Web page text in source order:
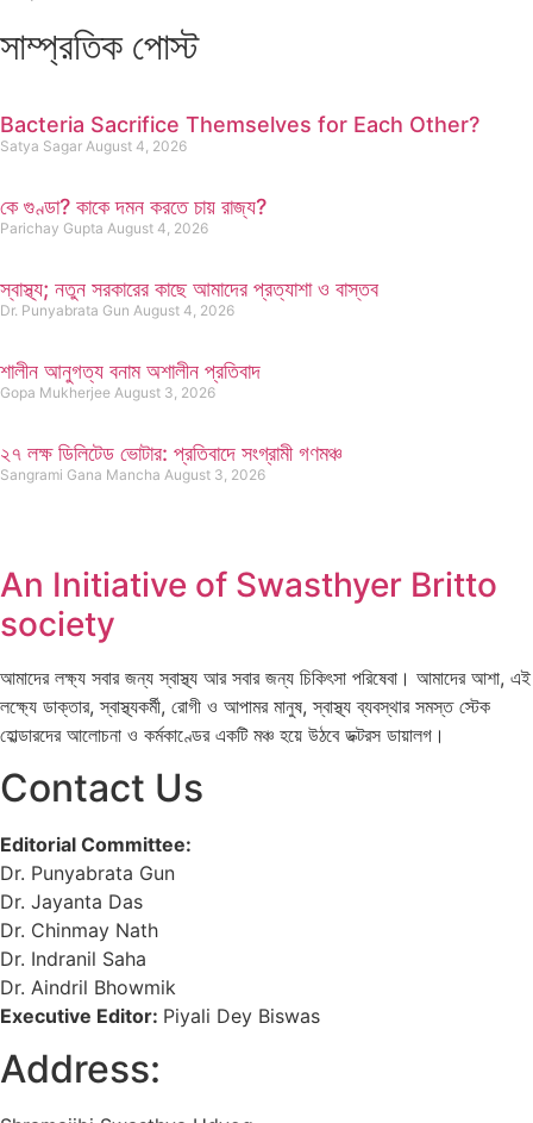
সাম্প্রতিক পোস্ট
Bacteria Sacrifice Themselves for Each Other?
Satya Sagar August 4, 2026
কে গুণ্ডা? কাকে দমন করতে চায় রাজ্য?
Parichay Gupta August 4, 2026
স্বাস্থ্য; নতুন সরকারের কাছে আমাদের প্রত্যাশা ও বাস্তব
Dr. Punyabrata Gun August 4, 2026
শালীন আনুগত্য বনাম অশালীন প্রতিবাদ
Gopa Mukherjee August 3, 2026
২৭ লক্ষ ডিলিটেড ভোটার: প্রতিবাদে সংগ্রামী গণমঞ্চ
Sangrami Gana Mancha August 3, 2026
An Initiative of Swasthyer Britto
society
আমাদের লক্ষ্য সবার জন্য স্বাস্থ্য আর সবার জন্য চিকিৎসা পরিষেবা। আমাদের আশা, এই
লক্ষ্যে ডাক্তার, স্বাস্থ্যকর্মী, রোগী ও আপামর মানুষ, স্বাস্থ্য ব্যবস্থার সমস্ত স্টেক
হোল্ডারদের আলোচনা ও কর্মকাণ্ডের একটি মঞ্চ হয়ে উঠবে ডক্টরস ডায়ালগ।
Contact Us
Editorial Committee:
Dr. Punyabrata Gun
Dr. Jayanta Das
Dr. Chinmay Nath
Dr. Indranil Saha
Dr. Aindril Bhowmik
Executive Editor: Piyali Dey Biswas
Address: